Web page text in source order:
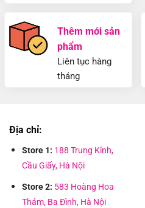
Thêm mới sản
phẩm
Liên tục hàng
tháng
Địa chỉ:
Store 1: 188 Trung Kính,
Cầu Giấy, Hà Nội
Store 2: 583 Hoàng Hoa
Thám, Ba Đình, Hà Nội